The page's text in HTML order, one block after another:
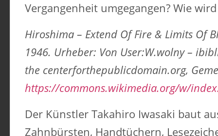
Vergangenheit umgegangen? Wie
Hiroshima – Extend Of Fire & Limits Of
1946. Urheber: Von User:W.wolny –
the centerforthepublicdomain.org,
https://commons.wikimedia.org/w/
Der Künstler Takahiro Iwasaki baut
Zahnbürsten, Handtüchern,